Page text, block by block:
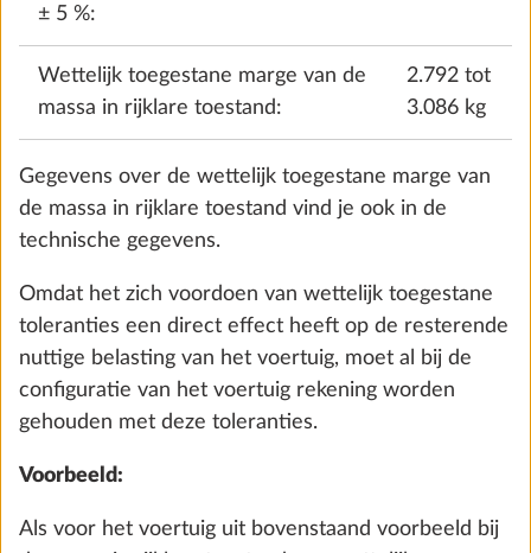
cookies and customization options by clicking on
the "Show details" link.
Show details Decline Accept all
Toevoegen
Waterpomp met extra schakelaar
Toevoegen
indeling in de technische gegevens vermeld staat.
Voor elke meereizende persoon wordt standaard 75
kg gerekend, ongeacht hoeveel de passagiers
werkelijk wegen. Aangezien de bestuurder al in
aanmerking genomen wordt bij de massa in rijklare
toestand, wordt hij niet meegerekend bij de massa
van de passagiers. Bij een voertuig met vier
toegelaten personen tijdens het rijden bedraagt de
Voor caravans vind je het aantal slaapplaatsen voor
elke indeling eveneens in de technische gegevens.
Uit het aantal slaapplaatsen volgt een afzonderlijke
massa waarmee bij de berekening van het
Het aantal slaapplaatsen bij caravans is echter
belangrijk voor de berekening van de zogenoemde
minimale nuttige belasting (zie punt 5).